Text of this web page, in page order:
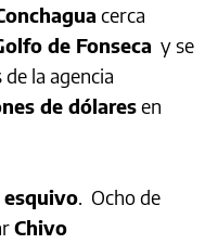
cerca
de Fonseca y se
la agencia
de dólaresen
esquivo. Ocho de
Chivo